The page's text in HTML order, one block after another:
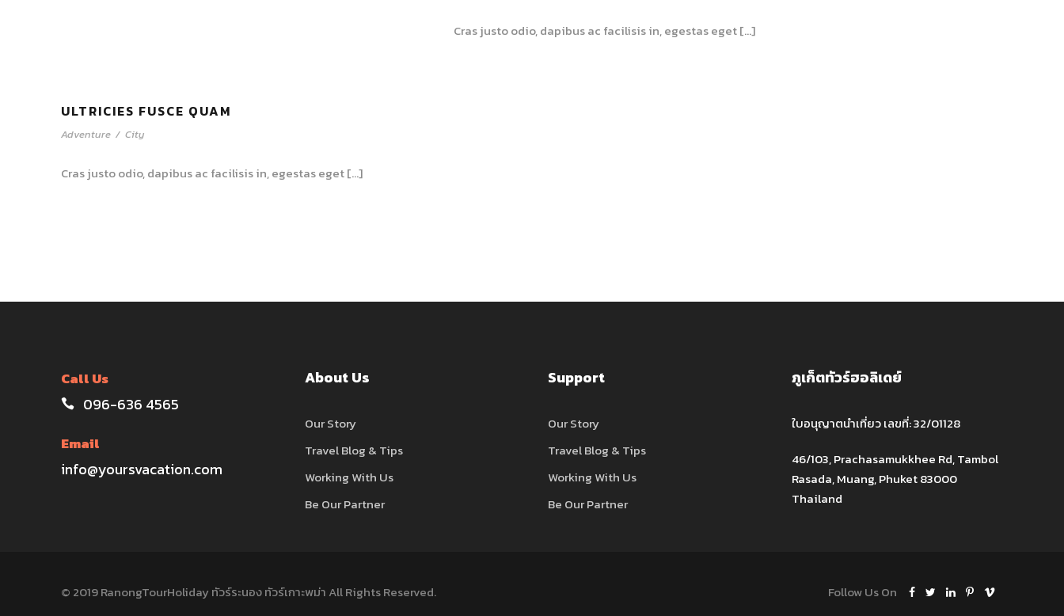
Cras justo odio, dapibus ac facilisis in, egestas eget […]
ULTRICIES FUSCE QUAM
Adventure / City
Cras justo odio, dapibus ac facilisis in, egestas eget […]
Call Us
096-636 4565
Email
info@yoursvacation.com
About Us
Our Story
Travel Blog & Tips
Working With Us
Be Our Partner
Support
Our Story
Travel Blog & Tips
Working With Us
Be Our Partner
ภูเก็ตทัวร์ฮอลิเดย์
ใบอนุญาตนำเที่ยว เลขที่: 32/01128
46/103, Prachasamukkhee Rd, Tambol
Rasada, Muang, Phuket 83000
Thailand
© 2019 RanongTourHoliday ทัวร์ระนอง ทัวร์เกาะพม่า All Rights Reserved. Follow Us On